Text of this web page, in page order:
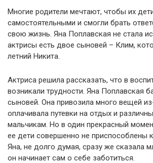
Многие родители мечтают, чтобы их
самостоятельными и смогли брать
свою жизнь. Яна Поплавская не стала
актрисы есть двое сыновей – Клим,
летний Никита.
Актриса решила рассказать, что в
возникали трудности. Яна Поплавская
сыновей. Она привозила много вещей
оплачивала путевки на отдых и
мальчикам. Но в один прекрасный
ее дети совершенно не приспособлены
Яна, не долго думая, сразу же сказала
он начинает сам о себе заботиться.